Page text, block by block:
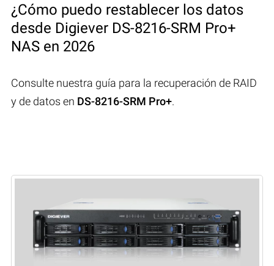
¿Cómo puedo restablecer los datos
desde Digiever DS-8216-SRM Pro+
NAS en 2026
Consulte nuestra guía para la recuperación de RAID
y de datos en DS-8216-SRM Pro+.